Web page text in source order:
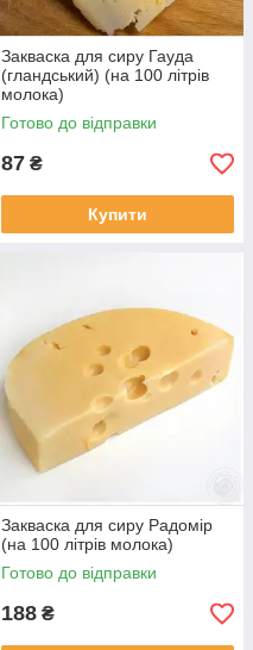
Закваска для сиру Гауда
(гландський) (на 100 літрів
молока)
Готово до відправки
87 ₴
Купити
Закваска для сиру Радомір
(на 100 літрів молока)
Готово до відправки
188 ₴